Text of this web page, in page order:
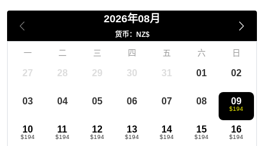
2026年08月
货币：NZ$
一 二 三 四 五 六 日
27 28 29 30 31 01 02
03 04 05 06 07 08 09
$194
10
$194
11
$194
12
$194
13
$194
14
$194
15
$194
16
$194